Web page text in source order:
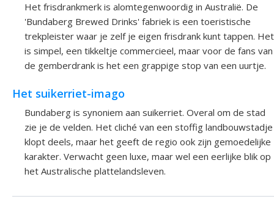
Het frisdrankmerk is alomtegenwoordig in Australië. De
'Bundaberg Brewed Drinks' fabriek is een toeristische
trekpleister waar je zelf je eigen frisdrank kunt tappen. Het
is simpel, een tikkeltje commercieel, maar voor de fans van
de gemberdrank is het een grappige stop van een uurtje.
Het suikerriet-imago
Bundaberg is synoniem aan suikerriet. Overal om de stad
zie je de velden. Het cliché van een stoffig landbouwstadje
klopt deels, maar het geeft de regio ook zijn gemoedelijke
karakter. Verwacht geen luxe, maar wel een eerlijke blik op
het Australische plattelandsleven.